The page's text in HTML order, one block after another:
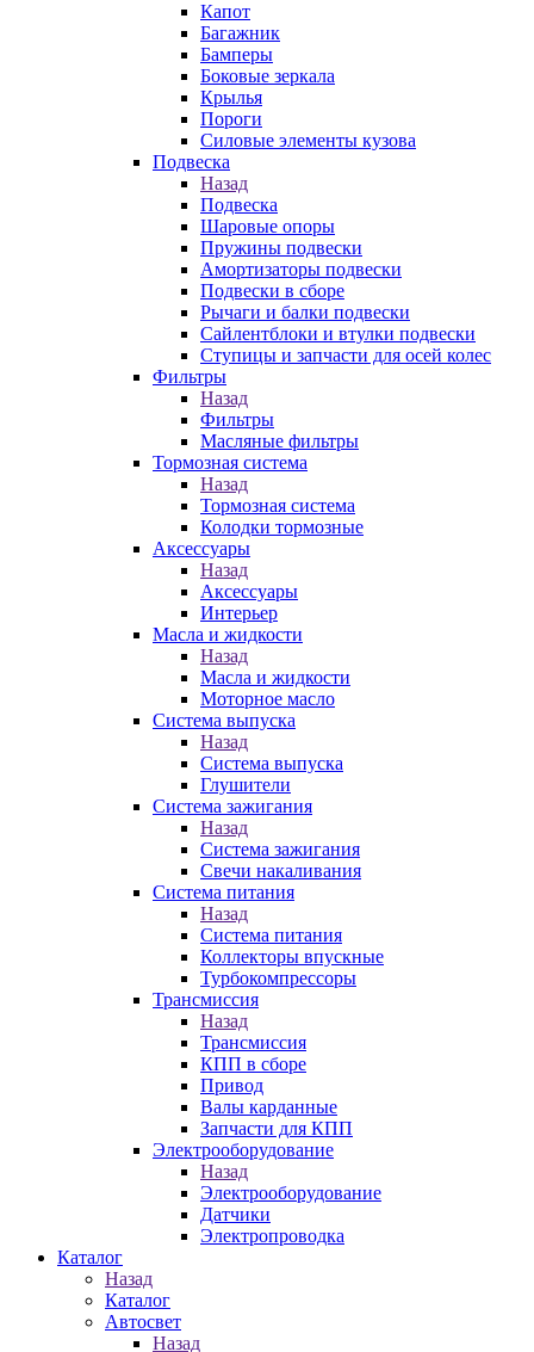
Капот
Багажник
Бамперы
Боковые зеркала
Крылья
Пороги
Силовые элементы кузова
Подвеска
Назад
Подвеска
Шаровые опоры
Пружины подвески
Амортизаторы подвески
Подвески в сборе
Рычаги и балки подвески
Сайлентблоки и втулки подвески
Ступицы и запчасти для осей колес
Фильтры
Назад
Фильтры
Масляные фильтры
Тормозная система
Назад
Тормозная система
Колодки тормозные
Аксессуары
Назад
Аксессуары
Интерьер
Масла и жидкости
Назад
Масла и жидкости
Моторное масло
Система выпуска
Назад
Система выпуска
Глушители
Система зажигания
Назад
Система зажигания
Свечи накаливания
Система питания
Назад
Система питания
Коллекторы впускные
Турбокомпрессоры
Трансмиссия
Назад
Трансмиссия
КПП в сборе
Привод
Валы карданные
Запчасти для КПП
Электрооборудование
Назад
Электрооборудование
Датчики
Электропроводка
Каталог
Назад
Каталог
Автосвет
Назад